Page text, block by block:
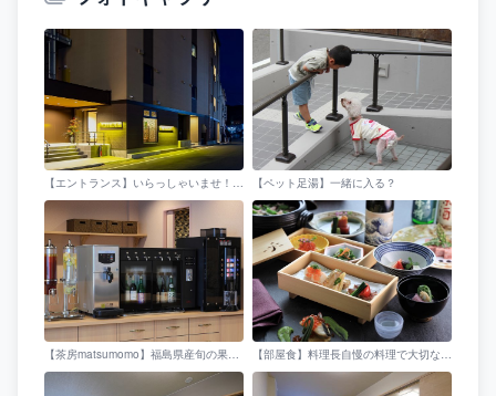
【エントランス】いらっしゃいませ！松島屋 桃香へようこそ。どうぞごゆっくりなさってください。 【ペット足湯】一緒に入る？
【茶房matsumomo】福島県産旬の果物を使ったクラフトドリンクや地酒が飲み放題！是非お楽しみ下さい！ 【部屋食】料理長自慢の料理で大切な人とお部屋でゆっくり・・・。